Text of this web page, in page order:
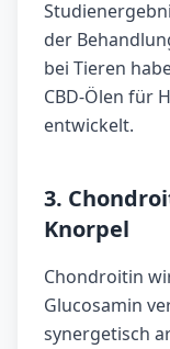
der
bei Tieren
CBD-Ölen für
entwickelt.
3.
Knorpel
Chondroitin
Glucosamin
synergetisch